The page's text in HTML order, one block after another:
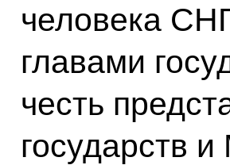
человека
главами
честь
государств